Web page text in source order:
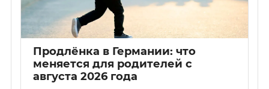
Продлёнка в Германии: что
меняется для родителей с
августа 2026 года